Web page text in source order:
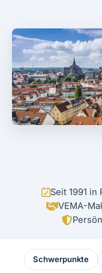
Seit 1991 in
VEMA-
Schwerpunkte